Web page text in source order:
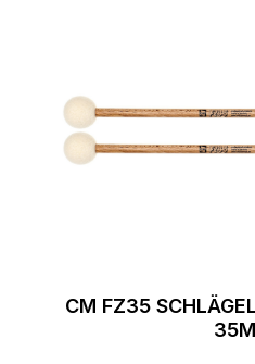
CM FZ35